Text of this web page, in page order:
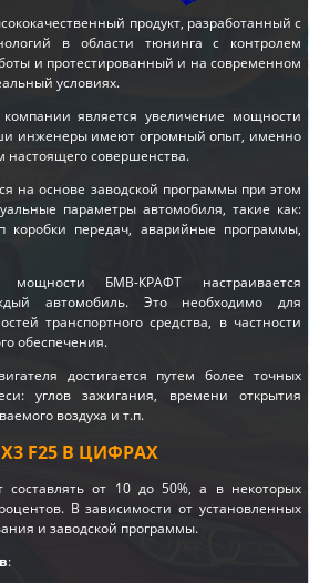
продукт, разработанный с
в области тюнинга с контролем
и протестированный и на современном
условиях.
является увеличение мощности
инженеры имеют огромный опыт, именно
настоящего совершенства.
на основе заводской программы при этом
параметры автомобиля, такие как:
коробки передач, аварийные программы,
мощности БМВ-КРАФТ настраивается
автомобиль. Это необходимо для
транспортного средства, в частности
обеспечения.
достигается путем более точных
углов зажигания, времени открытия
воздуха и т.п.
F25 В ЦИФРАХ
от 10 до 50%, а в некоторых
В зависимости от установленных
и заводской программы.
: